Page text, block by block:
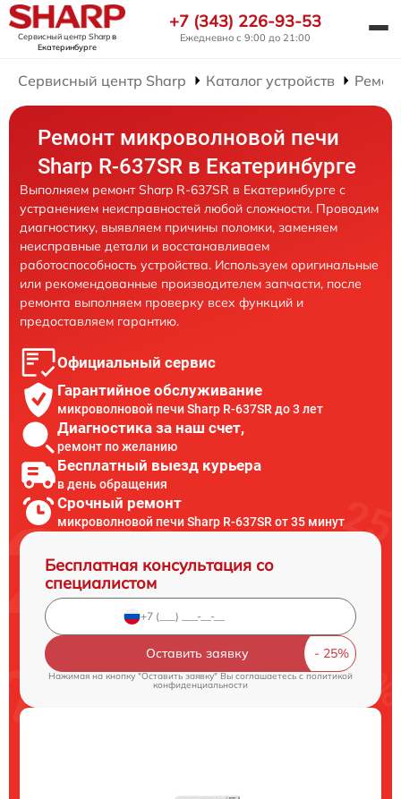
Сервисный центр Sharpв
Екатеринбурге
+7 (343) 226-93-53
Ежедневно с 9:00 до 21:00
Сервисный центр Sharp Каталог устройств
Ремонт микроволновой печи
Sharp R-637SR в Екатеринбурге
Выполняем ремонт Sharp R-637SR в Екатеринбурге с
устранением неисправностей любой сложности. Проводим
диагностику, выявляем причины поломки, заменяем
неисправные детали и восстанавливаем
работоспособность устройства. Используем оригинальные
или рекомендованные производителем запчасти, после
ремонта выполняем проверку всех функций и
предоставляем гарантию.
Официальный сервис
Гарантийное обслуживание
микроволновой печи Sharp R-637SR до 3 лет
Диагностика за наш счет,
ремонт по желанию
Бесплатный выезд курьера
в день обращения
Срочный ремонт
микроволновой печи Sharp R-637SR от 35 минут
Бесплатная консультация со
специалистом
Оставить заявку
Нажимая на кнопку "Оставить заявку" Вы соглашаетесь cполитикой
конфиденциальности